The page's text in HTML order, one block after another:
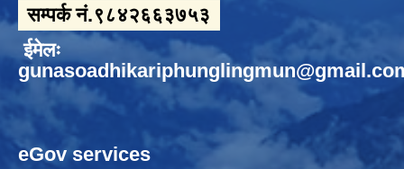
सम्पर्क नं.९८४२६६३७५३
ईमेलः
eGov services